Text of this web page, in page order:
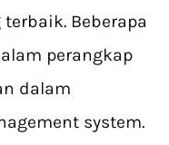
Beberapa
perangkap
dalam
system.